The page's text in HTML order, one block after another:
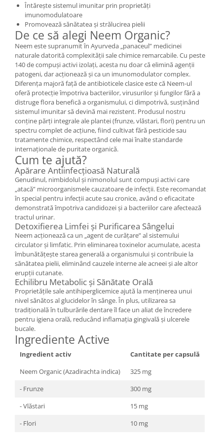
Întărește sistemul imunitar prin proprietăți
imunomodulatoare
Promovează sănătatea și strălucirea pielii
De ce să alegi Neem Organic?
Neem este supranumit în Ayurveda „panaceul” medicinei
naturale datorită complexității sale chimice remarcabile. Cu peste
140 de compuși activi izolați, acesta nu doar că elimină agenții
patogeni, dar acționează și ca un imunomodulator complex.
Diferența majoră față de antibioticele clasice este că Neem-ul
oferă protecție împotriva bacteriilor, virusurilor și fungilor fără a
distruge flora benefică a organismului, ci dimpotrivă, susținând
sistemul imunitar să devină mai rezistent. Produsul nostru
conține părți integrale ale plantei (frunze, vlăstari, flori) pentru un
spectru complet de acțiune, fiind cultivat fără pesticide sau
tratamente chimice, respectând cele mai înalte standarde
internaționale de puritate organică.
Cum te ajută?
Apărare Antiinfecțioasă Naturală
Genudinul, nimbidolul și nimonolul sunt compuși activi care
„atacă” microorganismele cauzatoare de infecții. Este recomandat
în special pentru infecții acute sau cronice, având o eficacitate
demonstrată împotriva candidozei și a bacteriilor care afectează
tractul urinar.
Detoxifierea Limfei și Purificarea Sângelui
Neem acționează ca un „agent de curățare” al sistemului
circulator și limfatic. Prin eliminarea toxinelor acumulate, acesta
îmbunătățește starea generală a organismului și contribuie la
sănătatea pielii, eliminând cauzele interne ale acneei și ale altor
erupții cutanate.
Echilibru Metabolic și Sănătate Orală
Proprietățile sale antihiperglicemice ajută la menținerea unui
nivel sănătos al glucidelor în sânge. În plus, utilizarea sa
tradițională în tulburările dentare îl face un aliat de încredere
pentru igiena orală, reducând inflamația gingivală și ulcerele
bucale.
Ingrediente Active
Ingredient activ
Cantitate per capsulă
Neem Organic (Azadirachta indica)
325 mg
- Frunze
300 mg
- Vlăstari
15 mg
- Flori
10 mg